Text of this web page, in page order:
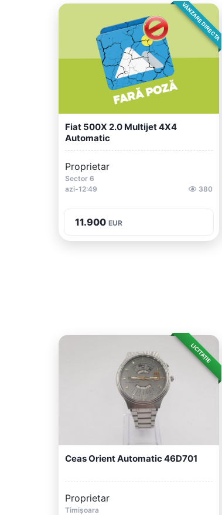
VÂNZARE DIRECTA
Fiat 500X 2.0 Multijet 4X4
Automatic
Proprietar
Sector 6
azi-12:49
380
11.900 EUR
LICITAȚIE
Ceas Orient Automatic 46D701
Proprietar
Timișoara